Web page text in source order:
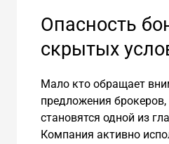
Опасность
скрытых
Мало кто обращает
предложения
становятся одной из
Компания активно